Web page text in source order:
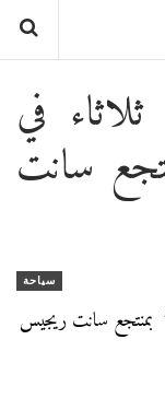
في
سانت
سياحة